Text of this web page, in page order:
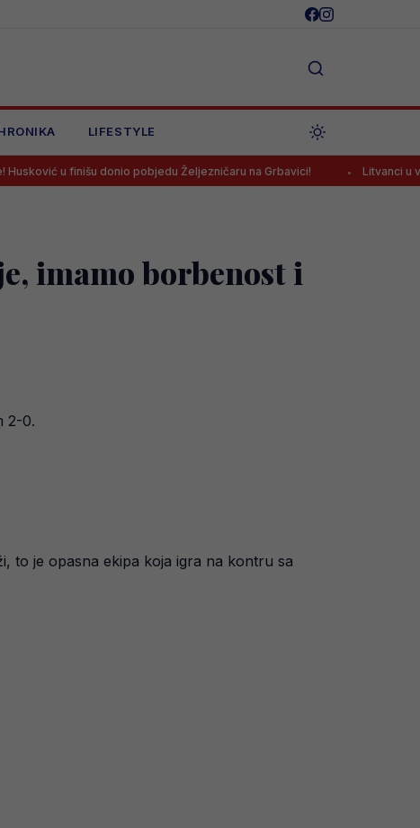
LIFESTYLE
finišu donio pobjedu Željezničaru na Grbavici! Litvanci u velikim
imamo borbenost i
2-0.
to je opasna ekipa koja igra na kontru sa